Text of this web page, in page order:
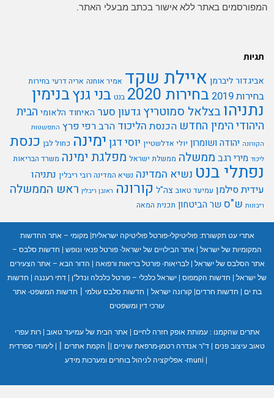
המפורסמים באתר ללא אישור בכתב מבעלי האתר.
תגיות
אביגדור ליברמןאיילת שקד אמיר אוחנה אריה דרעי בחירות
בחירות 2019 בחירות 2020 בנט בני גנץבנימין
נתניהו בצלאל סמוטריץגדעון סערהאיחוד הלאומיהבית
היהודיהימין החדש הכנסתהליכודהרב רפי פרץ התפשטות
הקורונה יהודה ושומרון יולי אדלשטיין יוסי דגןימינה כחול לבן כנסת
ליכוד מירי רגבממשלה ממשלת ישראל מפלגת ימינה משרד הבריאות
נפתלי בנט נשיא המדינה נשיא המדינה רובי ריבלין נתניהו
עידית סילמן עמיעד טאוב צה"לקורונה ראובן ריבלין ראש הממשלה
ריבונות ש"סשר הביטחון תכנית המאה
אתרי עט תקשורת:פוליטיקלי-פורטל פוליטיקה ישראלית| מקומי – אתר החדשות
המקומיות של ישראל| אתר הבילויים של ישראל- פורטל פנאי ונופש|
חדשות סלבס –
אתר הסלבס של ישראל| לבריאות- פורטל בריאות ורפואה|
הדור הבא – אתר הצעירים
של ישראל| חדשות הקמפוס| ישראל כלכלי – פורטל כלכלה ונדל"ן| דתי רעננה|
חדשות
בת ים| חדשות חרדים| קורונה ישראל | חדשות סלבס עולמי| חדשות המשפט- אתר
עורכי דין ומשפטים
אתרים שהקמנו : עמותת אופק חזרה לחיים| אתר הבית של עמיעד טאוב|
רות עפרי
טאוב עיצוב פנים| ד"ר אנדרה רטמן-מרפאת שיניים|
| הקמת אתרים|
לימודי ספרדית
muni- אפליקציה לניהול בוחרים ומערכות מידע